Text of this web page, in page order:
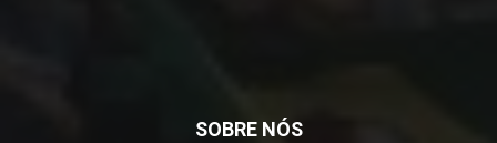
SOBRE NÓS